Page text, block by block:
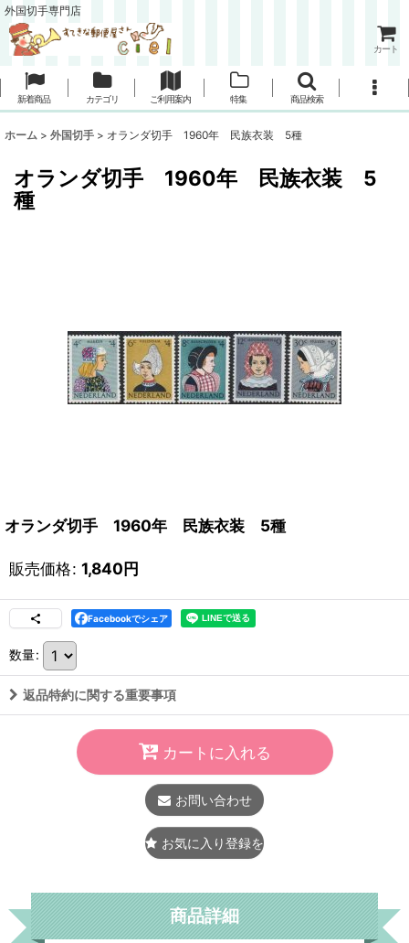
外国切手専門店
カート
新着商品 カテゴリ ご利用案内 特集 商品検索
ホーム > 外国切手 > オランダ切手 1960年 民族衣装 5種
オランダ切手 1960年 民族衣装 5
種
オランダ切手 1960年 民族衣装 5種
販売価格: 1,840円
Facebookでシェア
数量:
返品特約に関する重要事項
カートに入れる
お問い合わせ
お気に入り登録をする
商品詳細